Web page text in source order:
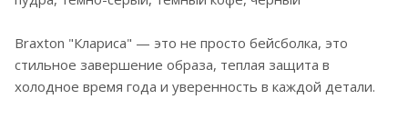
Braxton "Клариса" — это не просто бейсболка, это
стильное завершение образа, теплая защита в
холодное время года и уверенность в каждой детали.